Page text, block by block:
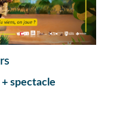
spectacle